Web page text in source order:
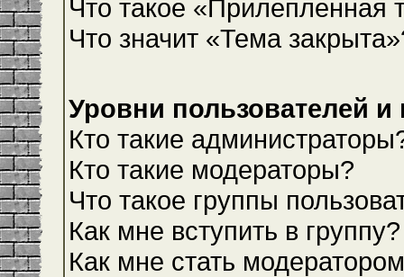
Что такое «Прилепленная
Что значит «Тема
Уровни пользователей и
Кто такие
Кто такие модераторы?
Что такое группы
Как мне вступить в группу?
Как мне стать